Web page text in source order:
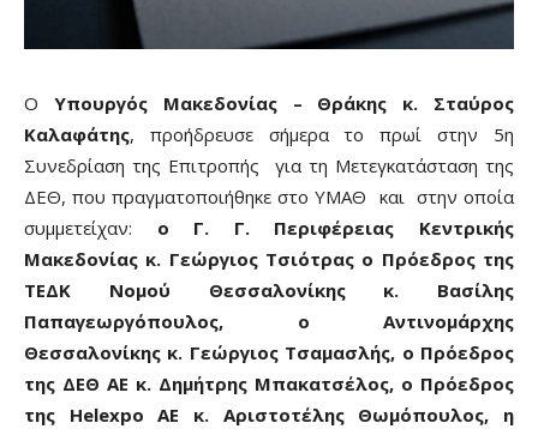
Ο Υπουργός Μακεδονίας – Θράκης κ. Σταύρος
Καλαφάτης, προήδρευσε σήμερα το πρωί στην 5η
Συνεδρίαση της Επιτροπής για τη Μετεγκατάσταση της
ΔΕΘ, που πραγματοποιήθηκε στο ΥΜΑΘ και στην οποία
συμμετείχαν: ο Γ. Γ. Περιφέρειας Κεντρικής
Μακεδονίας κ. Γεώργιος Τσιότρας ο Πρόεδρος της
ΤΕΔΚ Νομού Θεσσαλονίκης κ. Βασίλης
Παπαγεωργόπουλος, ο Αντινομάρχης
Θεσσαλονίκης κ. Γεώργιος Τσαμασλής, ο Πρόεδρος
της ΔΕΘ ΑΕ κ. Δημήτρης Μπακατσέλος, ο Πρόεδρος
της Helexpo ΑΕ κ. Αριστοτέλης Θωμόπουλος, η